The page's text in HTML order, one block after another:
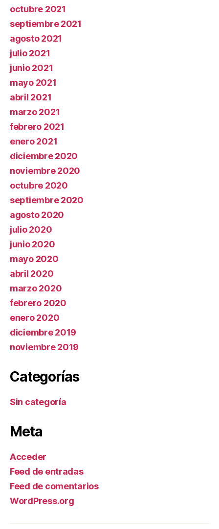
octubre 2021
septiembre 2021
agosto 2021
julio 2021
junio 2021
mayo 2021
abril 2021
marzo 2021
febrero 2021
enero 2021
diciembre 2020
noviembre 2020
octubre 2020
septiembre 2020
agosto 2020
julio 2020
junio 2020
mayo 2020
abril 2020
marzo 2020
febrero 2020
enero 2020
diciembre 2019
noviembre 2019
Categorías
Sin categoría
Meta
Acceder
Feed de entradas
Feed de comentarios
WordPress.org